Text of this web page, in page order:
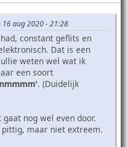
16 aug 2020 - 21:28
constant geflits en
Dat is een
weten wel wat ik
een soort
. (Duidelijk
nog wel even door.
maar niet extreem.